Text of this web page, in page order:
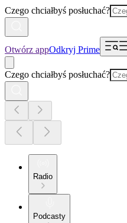
Czego chciałbyś posłuchać?
Otwórz appOdkryj Prime
Czego chciałbyś posłuchać?
Radio
Podcasty